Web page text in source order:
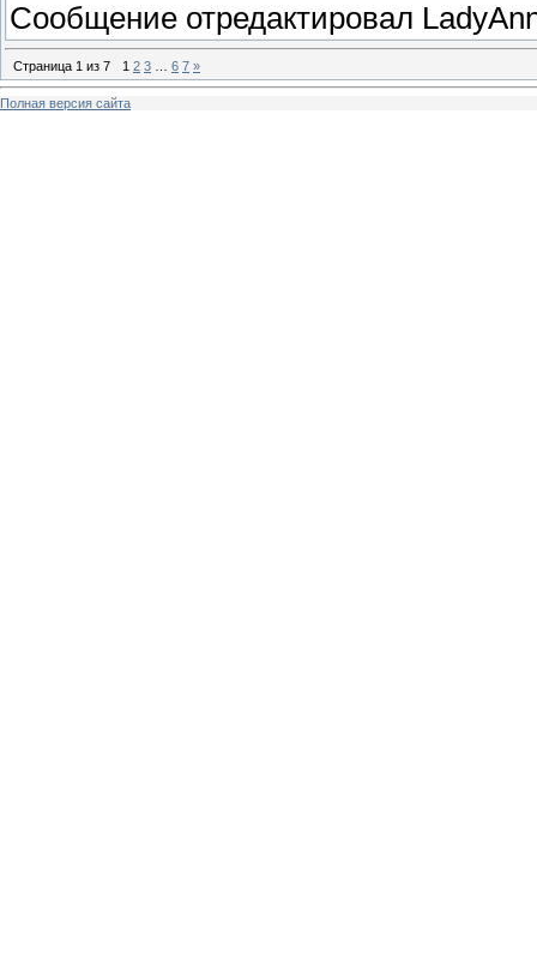
Сообщение отредактировал
Страница 1 из 7 1 2 3 6 7 »
Полная версия сайта